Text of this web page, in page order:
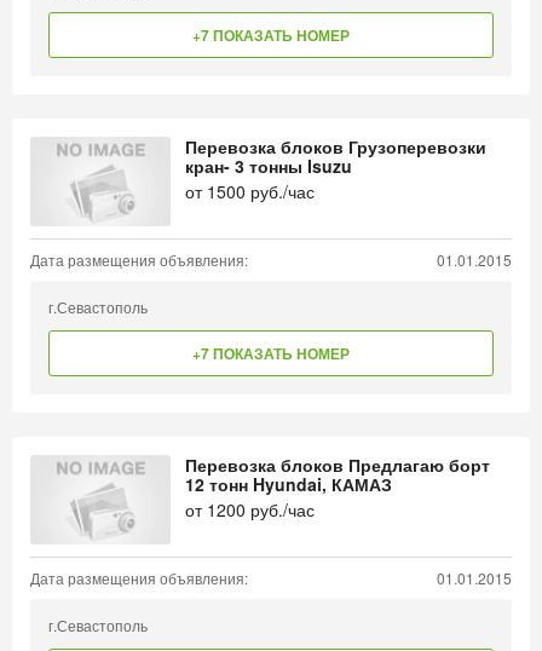
+7 ПОКАЗАТЬ НОМЕР
Перевозка блоков Грузоперевозки
кран- 3 тонны Isuzu
от 1500 руб./час
Дата размещения объявления: 01.01.2015
г.Севастополь
+7 ПОКАЗАТЬ НОМЕР
Перевозка блоков Предлагаю борт
12 тонн Hyundai, КАМАЗ
от 1200 руб./час
Дата размещения объявления: 01.01.2015
г.Севастополь